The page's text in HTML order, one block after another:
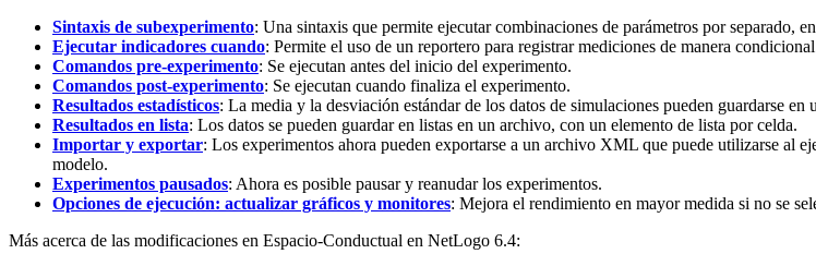
Sintaxis de subexperimento: Una sintaxis que permite ejecutar combinaciones de parámetros por separado,
Ejecutar indicadores cuando: Permite el uso de un reportero para registrar mediciones de manera
Comandos pre-experimento: Se ejecutan antes del inicio del experimento.
Comandos post-experimento: Se ejecutan cuando finaliza el experimento.
Resultados estadísticos: La media y la desviación estándar de los datos de simulaciones pueden guardarse en
Resultados en lista: Los datos se pueden guardar en listas en un archivo, con un elemento de lista por celda.
Importar y exportar: Los experimentos ahora pueden exportarse a un archivo XML que puede utilizarse al
modelo.
Experimentos pausados: Ahora es posible pausar y reanudar los experimentos.
Opciones de ejecución: actualizar gráficos y monitores: Mejora el rendimiento en mayor medida si no se
Más acerca de las modificaciones en Espacio-Conductual en NetLogo 6.4: